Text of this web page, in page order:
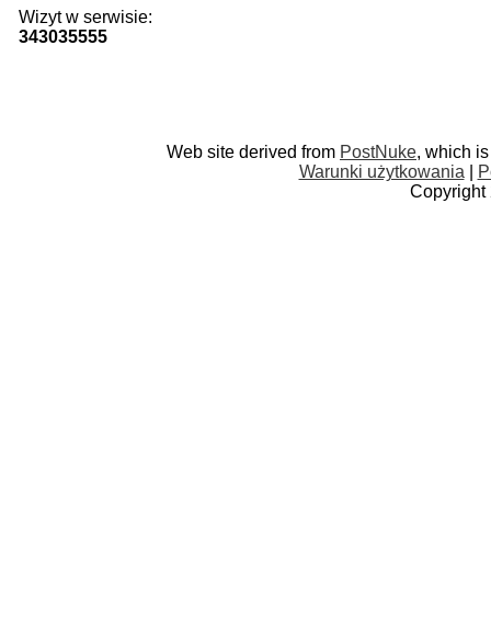
Wizyt w serwisie:
343035555
Web site derived from PostNuke, which
Warunki użytkowania
Copyright